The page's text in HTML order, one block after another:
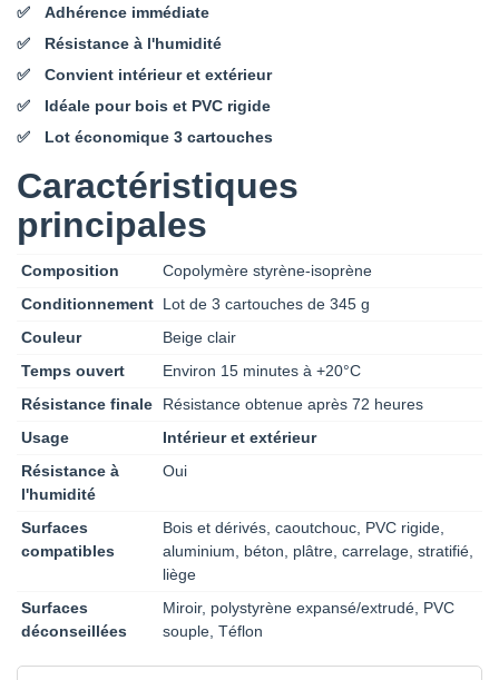
Adhérence immédiate
Résistance à l'humidité
Convient intérieur et extérieur
Idéale pour bois et PVC rigide
Lot économique 3 cartouches
Caractéristiques
principales
Composition
Copolymère styrène-isoprène
Conditionnement Lot de 3 cartouches de 345 g
Couleur
Beige clair
Temps ouvert
Environ 15 minutes à +20°C
Résistance finale
Résistance obtenue après 72 heures
Usage
Intérieur et extérieur
Résistance à
l'humidité
Oui
Surfaces
compatibles
Bois et dérivés, caoutchouc, PVC rigide,
aluminium, béton, plâtre, carrelage, stratifié,
liège
Surfaces
déconseillées
Miroir, polystyrène expansé/extrudé, PVC
souple, Téflon